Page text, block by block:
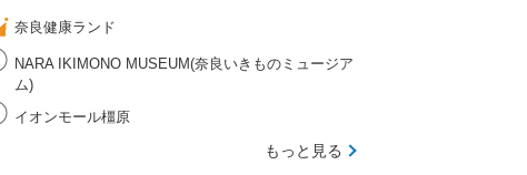
奈良健康ランド
NARA IKIMONO MUSEUM(奈良いきものミュージア
ム)
イオンモール橿原
もっと見る